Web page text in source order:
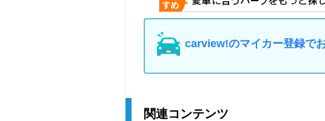
carview!のマイカー登録で
関連コンテンツ